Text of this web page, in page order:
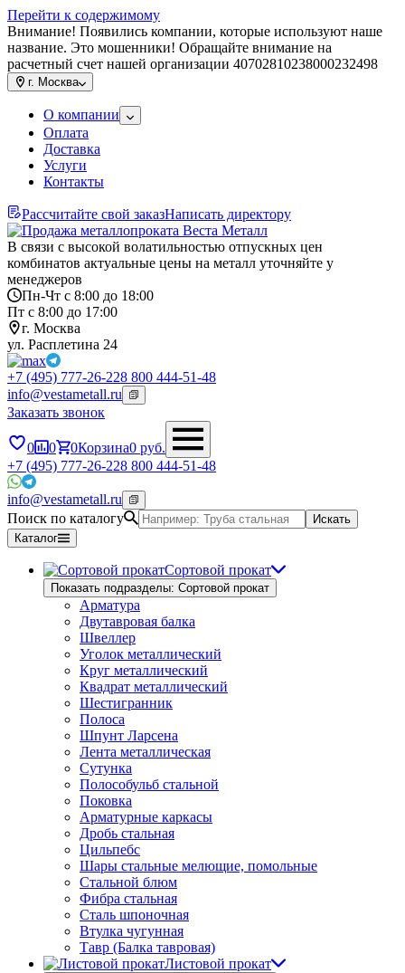
Перейти к содержимому
Внимание! Появились компании, которые используют наше
название. Это мошенники! Обращайте внимание на
расчетный счет нашей организации 40702810238000232498
г. Москва
О компании
Оплата
Доставка
Услуги
Контакты
Рассчитайте свой заказНаписать директору
В связи с высокой волатильностью отпускных цен
комбинатов актуальные цены на металл уточняйте у
менеджеров
Пн-Чт с 8:00 до 18:00
Пт с 8:00 до 17:00
г. Москва
ул. Расплетина 24
+7 (495) 777-26-228 800 444-51-48
info@vestametall.ru
Заказать звонок
0 0 0Корзина0 руб.
+7 (495) 777-26-228 800 444-51-48
info@vestametall.ru
Поиск по каталогу
Искать
Каталог
Сортовой прокат
Показать подразделы: Сортовой прокат
Арматура
Двутавровая балка
Швеллер
Уголок металлический
Круг металлический
Квадрат металлический
Шестигранник
Полоса
Шпунт Ларсена
Лента металлическая
Сутунка
Полособульб стальной
Поковка
Арматурные каркасы
Дробь стальная
Цильпебс
Шары стальные мелющие, помольные
Стальной блюм
Фибра стальная
Сталь шпоночная
Втулка чугунная
Тавр (Балка тавровая)
Листовой прокат